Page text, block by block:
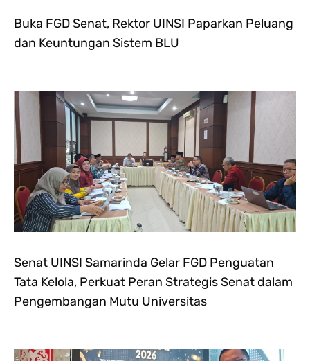
Buka FGD Senat, Rektor UINSI Paparkan Peluang
dan Keuntungan Sistem BLU
Senat UINSI Samarinda Gelar FGD Penguatan
Tata Kelola, Perkuat Peran Strategis Senat dalam
Pengembangan Mutu Universitas